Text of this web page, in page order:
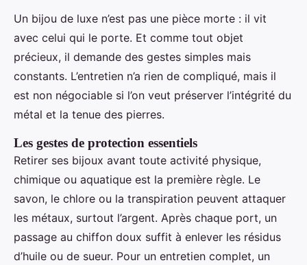
Un bijou de luxe n’est pas une pièce morte : il vit
avec celui qui le porte. Et comme tout objet
précieux, il demande des gestes simples mais
constants. L’entretien n’a rien de compliqué, mais il
est non négociable si l’on veut préserver l’intégrité du
métal et la tenue des pierres.
Les gestes de protection essentiels
Retirer ses bijoux avant toute activité physique,
chimique ou aquatique est la première règle. Le
savon, le chlore ou la transpiration peuvent attaquer
les métaux, surtout l’argent. Après chaque port, un
passage au chiffon doux suffit à enlever les résidus
d’huile ou de sueur. Pour un entretien complet, un